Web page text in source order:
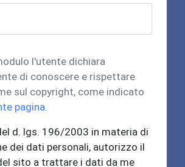
l'utente dichiara
di conoscere e rispettare
sul copyright, come indicato
pagina.
d. lgs. 196/2003 in materia di
dei dati personali, autorizzo il
sito a trattare i dati da me